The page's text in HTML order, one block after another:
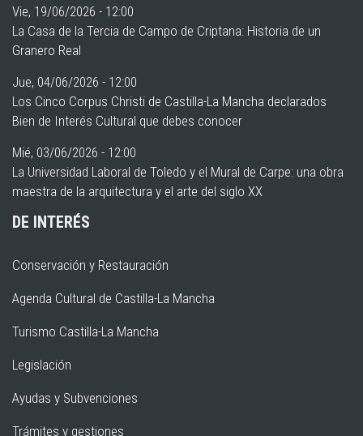
Vie, 19/06/2026 - 12:00
La Casa de la Tercia de Campo de Criptana: Historia de un
Granero Real
Jue, 04/06/2026 - 12:00
Los Cinco Corpus Christi de Castilla-La Mancha declarados
Bien de Interés Cultural que debes conocer
Mié, 03/06/2026 - 12:00
La Universidad Laboral de Toledo y el Mural de Carpe: una obra
maestra de la arquitectura y el arte del siglo XX
DE INTERÉS
Conservación y Restauración
Agenda Cultural de Castilla-La Mancha
Turismo Castilla-La Mancha
Legislación
Ayudas y Subvenciones
Trámites y gestiones